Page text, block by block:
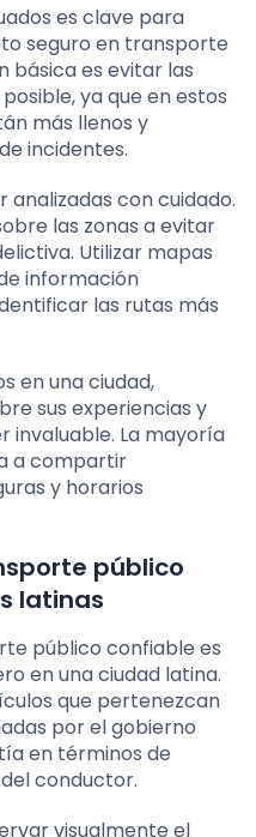
es clave para
seguro en transporte
básica es evitar las
ya que en estos
más llenos y
incidentes.
analizadas con cuidado.
las zonas a evitar
Utilizar mapas
información
las rutas más
en una ciudad,
sus experiencias y
invaluable. La mayoría
a compartir
y horarios
público
latinas
público confiable es
en una ciudad latina.
que pertenezcan
por el gobierno
en términos de
conductor.
visualmente el